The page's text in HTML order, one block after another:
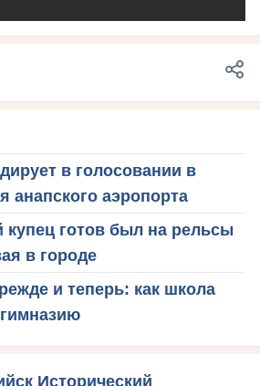
в голосовании в
анапского аэропорта
купец готов был на рельсы
в городе
и теперь: как школа
Исторический